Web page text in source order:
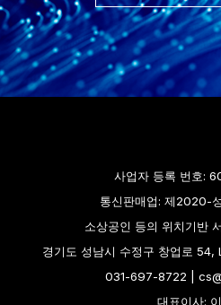
사업자 등록 번호:
통신판매업: 제2020-
소상공인 등의 위치기반
경기도 성남시 수정구 창업로 54,
031-697-8722 |
대표이사: